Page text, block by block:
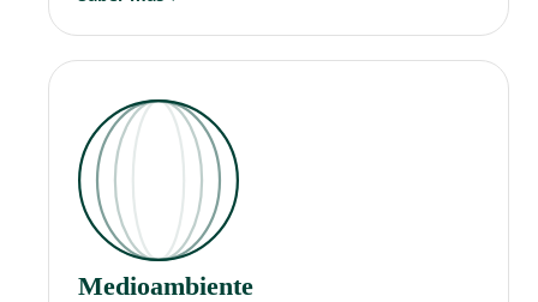
Medioambiente